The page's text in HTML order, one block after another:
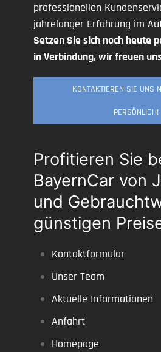
professionellen
jahrelanger Erfahrung im
Setzen Sie sich noch heute
in Verbindung, wir freuen
KONTAKTIEREN SIE UNS
PERSÖNLICH!
Profitieren Sie
BayernCar von
und
günstigen
Kontaktformular
Unser Team
Aktuelle Informationen
Anfahrt
Homepage